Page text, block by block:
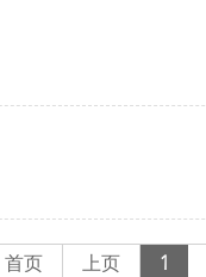
首页 上页 1